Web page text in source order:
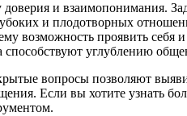
и взаимопонимания.
и плодотворных
возможность проявить себя
способствуют углублению
вопросы позволяют
Если вы хотите узнать